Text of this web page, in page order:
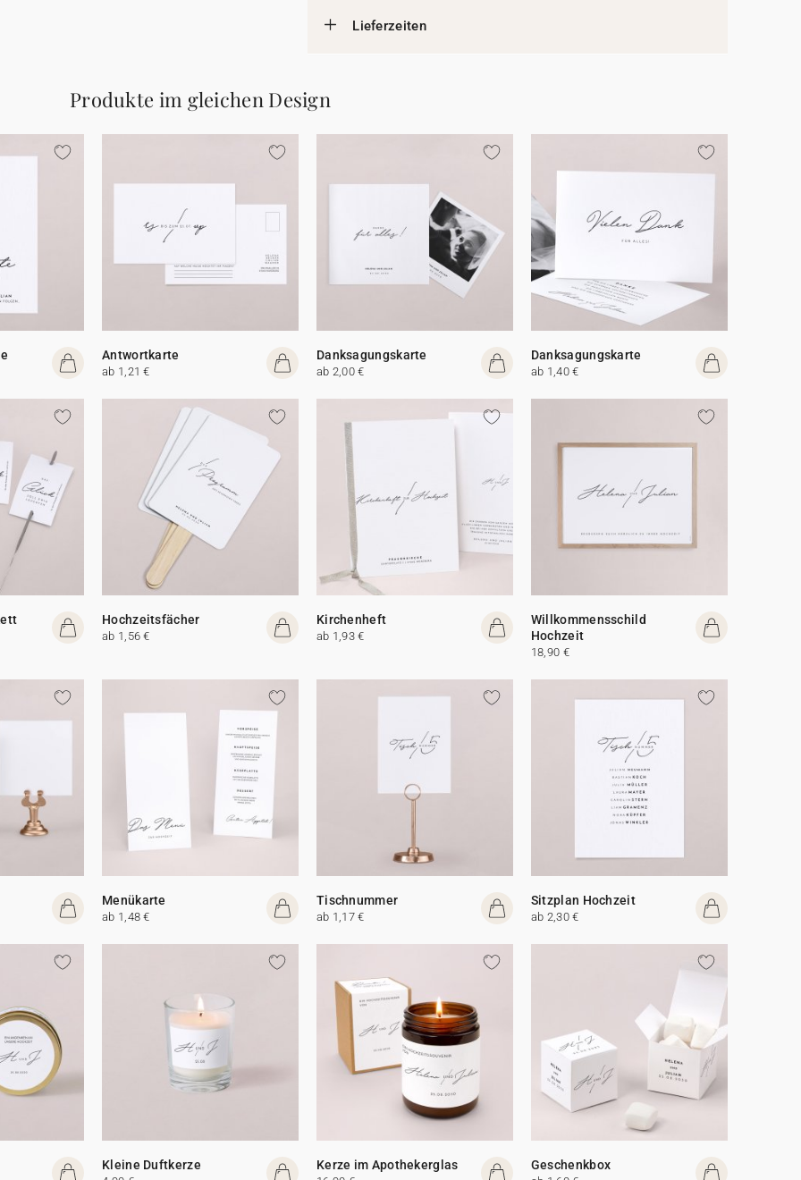
Lieferzeiten
Produkte im gleichen Design
Antwortkarte
ab 1,21 €
Danksagungskarte
ab 2,00 €
Danksagungskarte
ab 1,40 €
Hochzeitsfächer
ab 1,56 €
Kirchenheft
ab 1,93 €
Willkommensschild
Hochzeit
18,90 €
Menükarte
ab 1,48 €
Tischnummer
ab 1,17 €
Sitzplan Hochzeit
ab 2,30 €
Kleine Duftkerze Kerze im Apothekerglas Geschenkbox